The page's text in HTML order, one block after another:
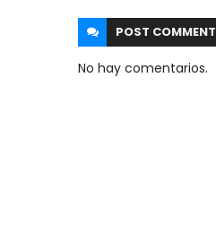
POST COMMENT
No hay comentarios.